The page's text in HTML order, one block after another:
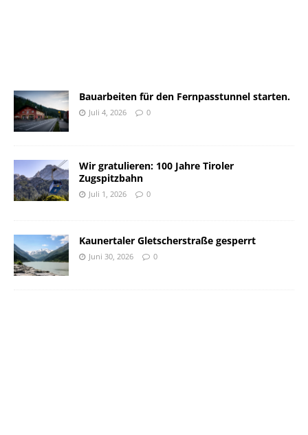
Bauarbeiten für den Fernpasstunnel starten.
Juli 4, 2026 0
Wir gratulieren: 100 Jahre Tiroler
Zugspitzbahn
Juli 1, 2026 0
Kaunertaler Gletscherstraße gesperrt
Juni 30, 2026 0